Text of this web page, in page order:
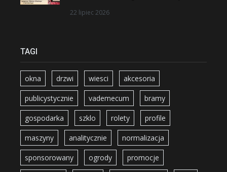
22 lipiec 2026
TAGI
okna drzwi wiesci akcesoria
publicystycznie vademecum bramy
gospodarka szklo rolety profile
maszyny analitycznie normalizacja
sponsorowany ogrody promocje